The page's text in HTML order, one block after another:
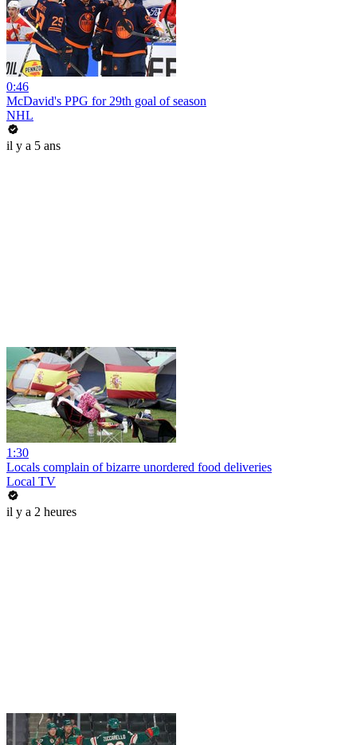
0:46
McDavid's PPG for 29th goal of season
NHL
il y a 5 ans
1:30
Locals complain of bizarre unordered food deliveries
Local TV
il y a 2 heures